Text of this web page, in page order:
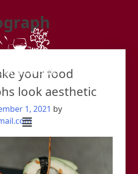
your food
look aesthetic
1, 2021 by